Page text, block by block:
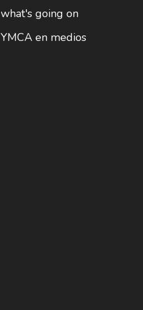
what's going on
YMCA en medios